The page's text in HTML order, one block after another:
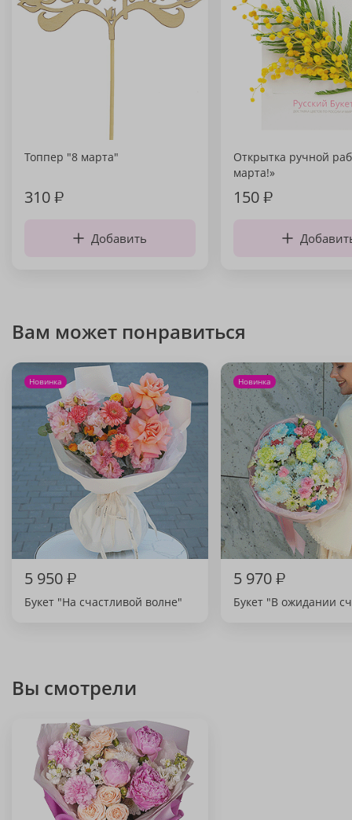
Топпер "8 марта"
310₽
Добавить
Открытка ручной
марта!»
150₽
Вам может понравиться
Новинка
5 950₽
Букет "На счастливой волне"
Новинка
5 970₽
Букет "В ожидании
Вы смотрели